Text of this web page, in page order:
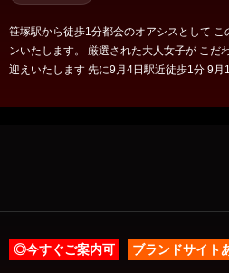
笹塚駅から徒歩1分都会のオアシスとして
ンいたします。 厳選された大人女子が こだ
迎えいたします 先に9月4日駅近徒歩1分 9月18日駅徒歩5分がそれぞれ
人女子が続々入店中です！ オープンまで今
◎今すぐご案内可 ブランドサイト